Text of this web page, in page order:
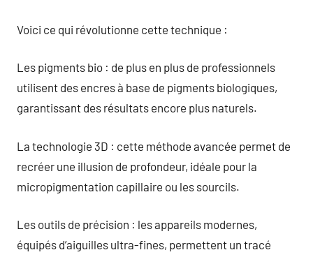
Voici ce qui révolutionne cette technique :
Les pigments bio : de plus en plus de professionnels
utilisent des encres à base de pigments biologiques,
garantissant des résultats encore plus naturels.
La technologie 3D : cette méthode avancée permet de
recréer une illusion de profondeur, idéale pour la
micropigmentation capillaire ou les sourcils.
Les outils de précision : les appareils modernes,
équipés d’aiguilles ultra-fines, permettent un tracé